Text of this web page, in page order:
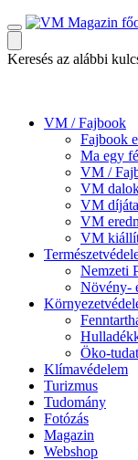
Keresés az alábbi
VM / Fajbook
Fajbook
Ma egy
VM /
VM
VM
VM
VM
Nemzeti
Növény-
Öko-
Klímavédelem
Turizmus
Tudomány
Fotózás
Magazin
Webshop